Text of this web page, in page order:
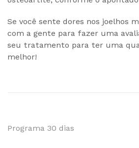
Se você sente dores nos joelhos
com a gente para fazer uma
seu tratamento para ter uma
melhor!
Navegação
Programa 30 dias